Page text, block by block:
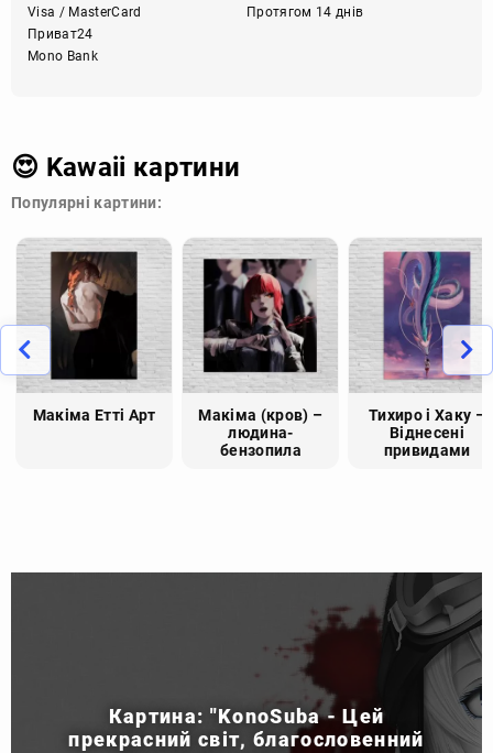
Visa / MasterCard
Приват24
Mono Bank
Протягом 14 днів
😍 Kawaii картини
Популярні картини:
Макіма Етті Арт
Макіма (кров) –
людина-
бензопила
Тихиро і Хаку –
Віднесені
привидами
Картина: "KonoSuba - Цей
прекрасний світ, благословенний